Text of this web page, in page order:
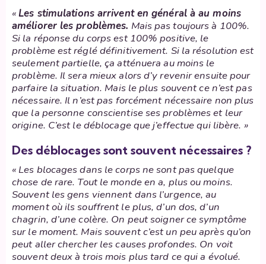
«Les stimulations arrivent en général à au moins
améliorer les problèmes. Mais pas toujours à 100%.
Si la réponse du corps est 100% positive, le
problème est réglé définitivement. Si la résolution est
seulement partielle, ça atténuera au moins le
problème. Il sera mieux alors d’y revenir ensuite pour
parfaire la situation. Mais le plus souvent ce n’est pas
nécessaire. Il n’est pas forcément nécessaire non plus
que la personne conscientise ses problèmes et leur
origine. C’est le déblocage que j’effectue qui libère. »
Des déblocages sont souvent nécessaires ?
« Les blocages dans le corps ne sont pas quelque
chose de rare. Tout le monde en a, plus ou moins.
Souvent les gens viennent dans l’urgence, au
moment où ils souffrent le plus, d’un dos, d’un
chagrin, d’une colère. On peut soigner ce symptôme
sur le moment. Mais souvent c’est un peu après qu’on
peut aller chercher les causes profondes. On voit
souvent deux à trois mois plus tard ce qui a évolué.